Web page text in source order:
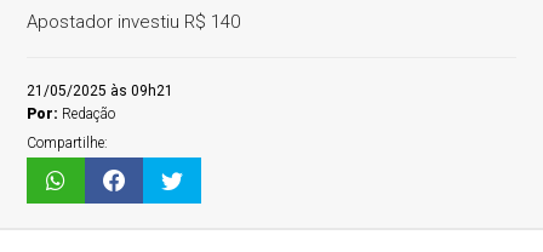
Apostador investiu R$ 140
21/05/2025 às 09h21
Por: Redação
Compartilhe: